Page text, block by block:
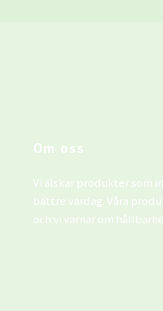
Om oss
Vi älskar produkter som
bättre vardag. Våra
och vi värnar om